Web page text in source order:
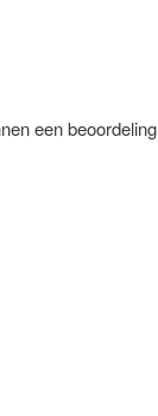
een beoordeling